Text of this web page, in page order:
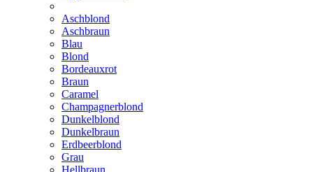
Aschblond
Aschbraun
Blau
Blond
Bordeauxrot
Braun
Caramel
Champagnerblond
Dunkelblond
Dunkelbraun
Erdbeerblond
Grau
Hellbraun